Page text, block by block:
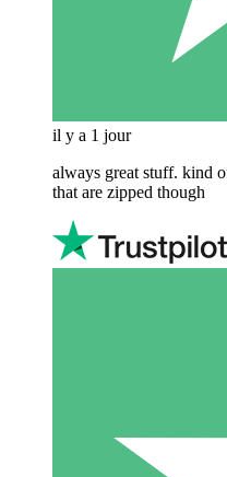
il y a 1 jour
always great stuff. kind
that are zipped though